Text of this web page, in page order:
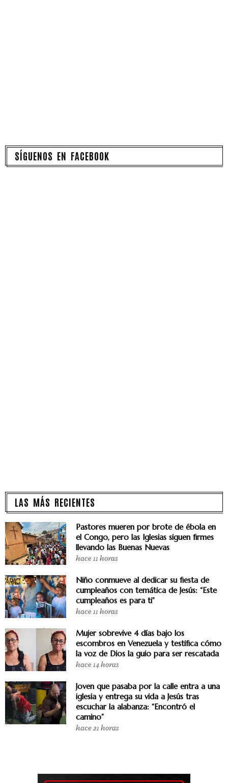
SÍGUENOS EN FACEBOOK
LAS MÁS RECIENTES
Pastores mueren por brote de ébola en
el Congo, pero las Iglesias siguen firmes
llevando las Buenas Nuevas
hace 11 horas
Niño conmueve al dedicar su fiesta de
cumpleaños con temática de Jesús: “Este
cumpleaños es para ti”
hace 11 horas
Mujer sobrevive 4 días bajo los
escombros en Venezuela y testifica cómo
la voz de Dios la guio para ser rescatada
hace 14 horas
Joven que pasaba por la calle entra a una
iglesia y entrega su vida a Jesús tras
escuchar la alabanza: “Encontró el
camino”
hace 21 horas